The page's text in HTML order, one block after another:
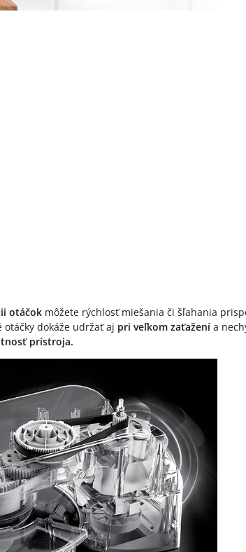
otáčok môžete rýchlosť miešania či šľahania
dokáže udržať aj pri veľkom zaťažení a
prístroja.